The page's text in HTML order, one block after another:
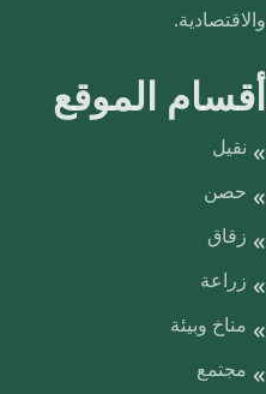
والاقتصادية.
أقسام الموقع
نقيل
حصن
زقاق
زراعة
مناخ وبيئة
مجتمع